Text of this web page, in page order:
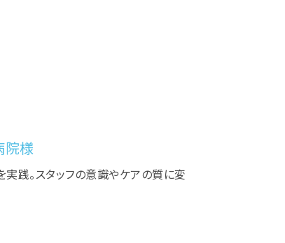
院様
践。スタッフの意識やケアの質に変